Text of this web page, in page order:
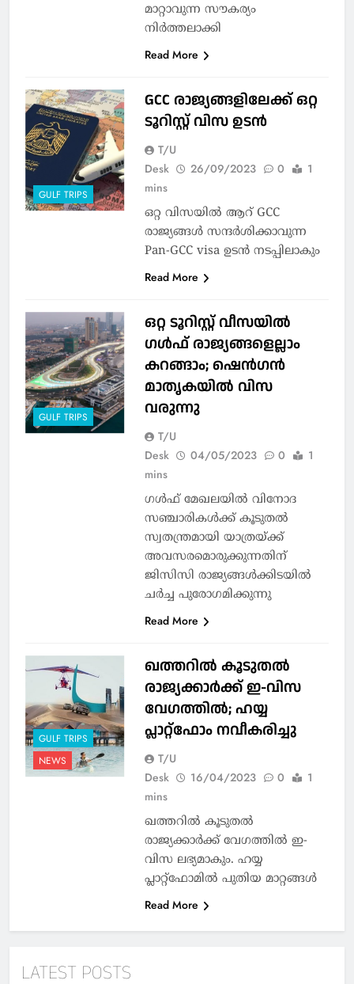
മാറ്റാവുന്ന സൗകര്യം
നിര്‍ത്തലാക്കി
Read More
GULF TRIPS
GCC രാജ്യങ്ങളിലേക്ക് ഒറ്റ
ടൂറിസ്റ്റ് വിസ ഉടന്‍
T/U
Desk
26/09/2023 0
1
mins
ഒറ്റ വിസയില്‍ ആറ് GCC
രാജ്യങ്ങള്‍ സന്ദര്‍ശിക്കാവുന്ന
Pan-GCC visa ഉടൻ നടപ്പിലാകും
Read More
GULF TRIPS
ഒറ്റ ടൂറിസ്റ്റ് വീസയിൽ
ഗൾഫ് രാജ്യങ്ങളെല്ലാം
കറങ്ങാം; ഷെൻഗൻ
മാതൃകയിൽ വിസ
വരുന്നു
T/U
Desk
04/05/2023 0
1
mins
ഗൾഫ് മേഖലയിൽ വിനോദ
സഞ്ചാരികൾക്ക് കൂടുതൽ
സ്വതന്ത്രമായി യാത്രയ്ക്ക്
അവസരമൊരുക്കുന്നതിന്
ജിസിസി രാജ്യങ്ങൾക്കിടയിൽ
ചർച്ച പുരോഗമിക്കുന്നു
Read More
GULF TRIPS
NEWS
ഖത്തറിൽ കൂടുതൽ
രാജ്യക്കാർക്ക് ഇ-വിസ
വേഗത്തിൽ; ഹയ്യ
പ്ലാറ്റ്ഫോം നവീകരിച്ചു
T/U
Desk
16/04/2023 0
1
mins
ഖത്തറിൽ കൂടുതൽ
രാജ്യക്കാർക്ക് വേഗത്തിൽ ഇ-
വിസ ലഭ്യമാകും. ഹയ്യ
പ്ലാറ്റ്ഫോമിൽ പുതിയ മാറ്റങ്ങൾ
Read More
LATEST POSTS